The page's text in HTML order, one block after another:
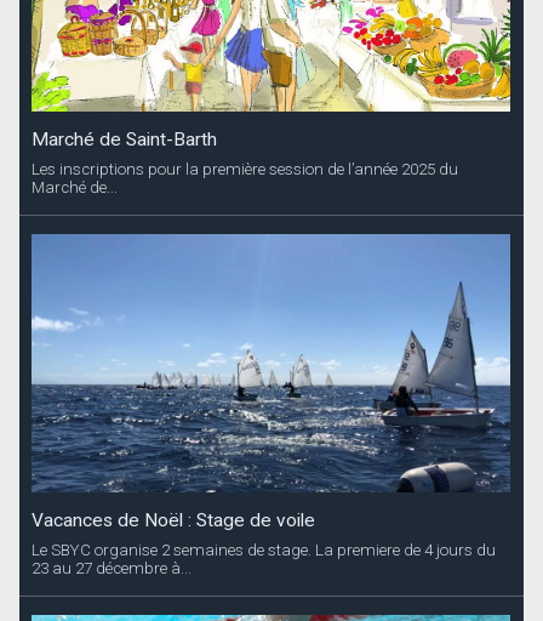
Marché de Saint-Barth
Les inscriptions pour la première session de l’année 2025 du
Marché de...
Vacances de Noël : Stage de voile
Le SBYC organise 2 semaines de stage. La premiere de 4 jours du
23 au 27 décembre à...